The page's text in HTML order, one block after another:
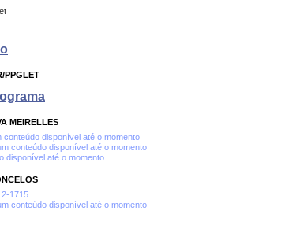
PPGLET
MEIRELLES
conteúdo disponível até o momento
conteúdo disponível até o momento
disponível até o momento
1715
conteúdo disponível até o momento